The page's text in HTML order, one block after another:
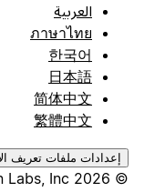
العربية
ภาษาไทย
한국어
日本語
简体中文
繁體中文
إعدادات ملفات تعريف الارتباط